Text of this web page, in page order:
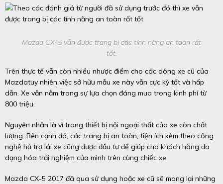
Mazda CX-5 vẫn được trang bị các tính năng an toàn rất
tốt.
Trên thực tế vẫn còn nhiều nhược điểm cho các dòng xe cũ của
Mazdatuy nhiên việc sở hữu mẫu xe này vẫn cực kỳ tốt và hấp
dẫn. Xe vẫn nằm trong sự lựa chọn đáng mua trong kinh phí từ
800 triệu.
Nguyên nhân là vì trang thiết bị nội ngoại thất của xe còn chất
lượng. Bên cạnh đó, các trang bị an toàn, tiện ích kèm theo công
nghệ hỗ trợ lái xe cũng được đầu tư để giúp cho khách hàng đa
dạng hóa trải nghiệm của mình trên cùng chiếc xe.
Mazda CX-5 2017 đã qua sử dụng hoặc xe cũ sẽ mang lại những